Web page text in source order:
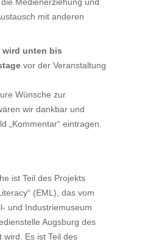
mit anderen
wird unten bis
vor der Veranstaltung
Wünsche zur
wir dankbar und
„Kommentar“ eintragen.
ist Teil des Projekts
(EML), das vom
und Industriemuseum
Augsburg des
wird. Es ist Teil des